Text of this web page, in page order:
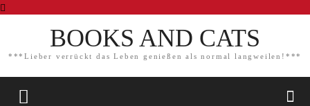
BOOKS AND CATS
***Lieber verrückt das Leben genießen als normal langweilen!***